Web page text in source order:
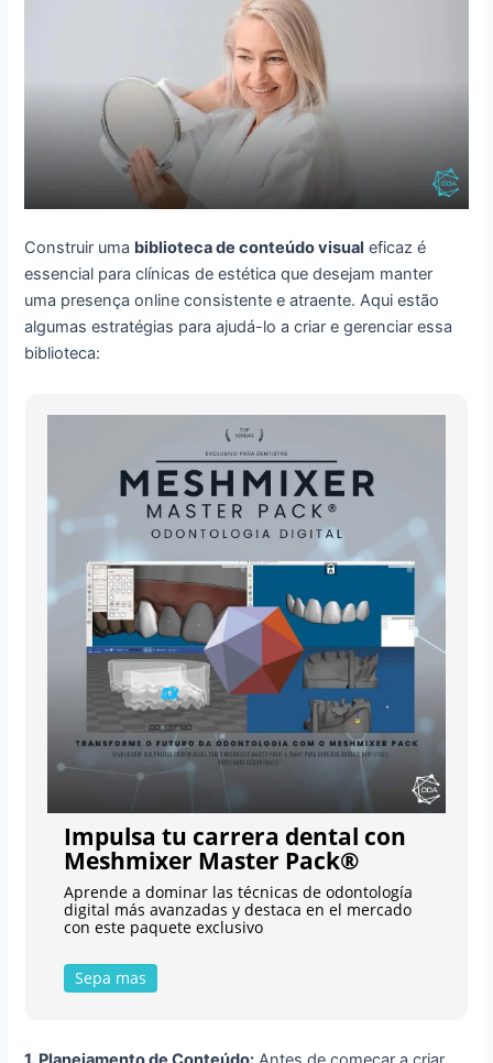
Construir uma biblioteca de conteúdo visual eficaz é
essencial para clínicas de estética que desejam manter
uma presença online consistente e atraente. Aqui estão
algumas estratégias para ajudá-lo a criar e gerenciar essa
biblioteca:
Impulsa tu carrera dental con
Meshmixer Master Pack®
Aprende a dominar las técnicas de odontología
digital más avanzadas y destaca en el mercado
con este paquete exclusivo
Sepa mas